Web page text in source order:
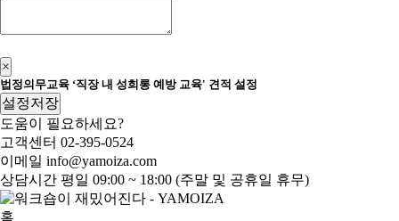
×
법정의무교육 ‘직장 내 성희롱 예방 교육' 견적 설정
설정저장
도움이 필요하세요?
고객센터 02-395-0524
이메일 info@yamoiza.com
상담시간 평일 09:00 ~ 18:00 (주말 및 공휴일 휴무)
홈